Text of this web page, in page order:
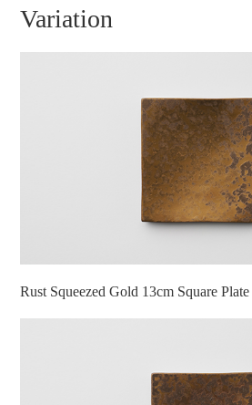
Variation
Rust Squeezed Gold 13cm Square Plate